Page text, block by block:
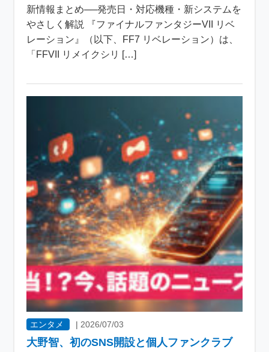
新情報まとめ──発売日・対応機種・新システムを
やさしく解説 『ファイナルファンタジーVII リベ
レーション』（以下、FF7 リベレーション）は、
「FFVII リメイクシリ […]
エンタメ | 2026/07/03
大野智、初のSNS開設と個人ファンクラブ